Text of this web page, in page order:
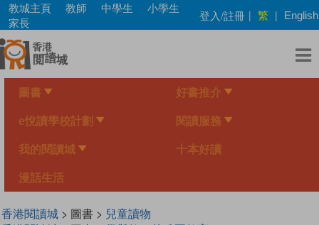
Skip
main
content
教城主頁 教師 中學生
小學生
家長
登入/註冊 | 繁 | English
圖書 好書推介
e悅讀學校計劃 閱讀服務
我的閱讀城 十本好讀
漫話生活
香港閱讀城> 圖書 > 兒童讀物